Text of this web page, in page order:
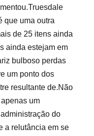
que uma outra
de 25 itens ainda
ainda estejam em
bulboso perdas
um ponto dos
resultante de.Não
um
do
a relutância em se